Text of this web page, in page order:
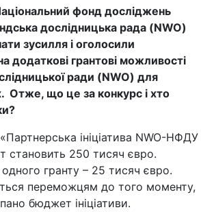
фонд досліджень
дослідницька рада (NWO)
зусилля і оголосили
додаткові грантові можливості
ради (NWO) для
Отже, що це за конкурс і хто
ініціатива NWO-НФДУ
становить 250 тисяч євро.
гранту – 25 тисяч євро.
переможцям до того моменту,
бюджет ініціативи.